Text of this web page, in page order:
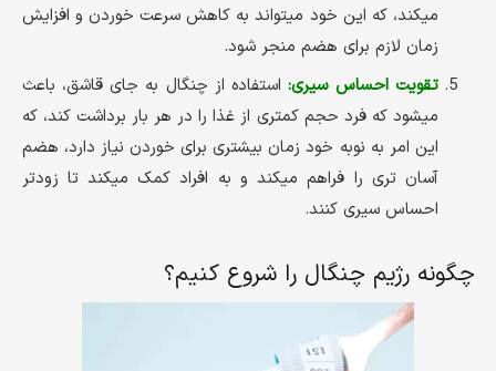
میکند، که این خود میتواند به کاهش سرعت خوردن و افزایش
زمان لازم برای هضم منجر شود.
تقویت احساس سیری:استفاده از چنگال به جای قاشق، باعث
میشود که فرد حجم کمتری از غذا را در هر بار برداشت کند، که
این امر به نوبه خود زمان بیشتری برای خوردن نیاز دارد، هضم
آسان تری را فراهم میکند و به افراد کمک میکند تا زودتر
احساس سیری کنند.
چگونه رژیم چنگال را شروع کنیم؟